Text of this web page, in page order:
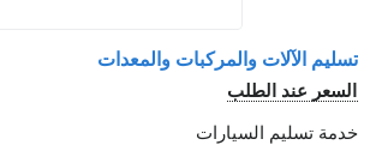
تسليم الآلات والمركبات والمعدات
السعر عند الطلب
خدمة تسليم السيارات